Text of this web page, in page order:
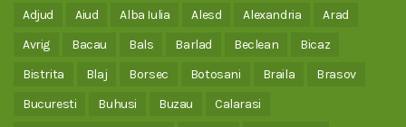
Adjud Aiud Alba Iulia Alesd Alexandria
Arad
Avrig
Bacau Bals Barlad Beclean
Bicaz
Bistrita
Blaj Borsec Botosani Braila
Brasov
Bucuresti
Buhusi Buzau
Calarasi